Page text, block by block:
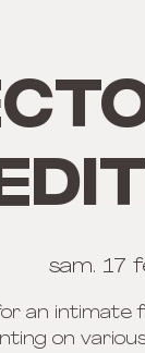
sam. 17
an intimate
on